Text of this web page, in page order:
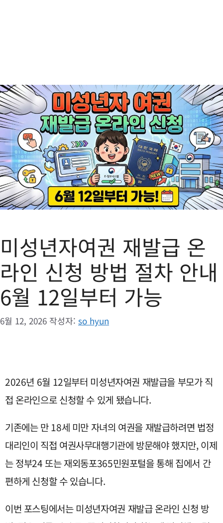
미성년자여권 재발급 온
라인 신청 방법 절차 안내
6월 12일부터 가능
6월 12, 2026 작성자: so hyun
2026년 6월 12일부터 미성년자여권 재발급을 부모가 직
접 온라인으로 신청할 수 있게 됐습니다.
기존에는 만 18세 미만 자녀의 여권을 재발급하려면 법정
대리인이 직접 여권사무대행기관에 방문해야 했지만, 이제
는 정부24 또는 재외동포365민원포털을 통해 집에서 간
편하게 신청할 수 있습니다.
이번 포스팅에서는 미성년자여권 재발급 온라인 신청 방